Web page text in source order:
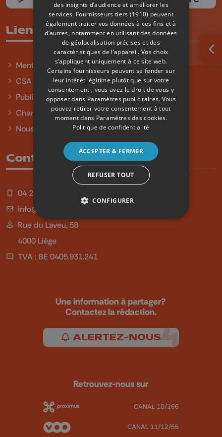
Liens utiles
Mentions légales
CSA
Publicité
Charte sur l'égalité et la diversité
Nous contacter
Contact
04 254 99 99
info@qu4tre.be
Rue du Laveu, 58
4000 Liège
TVA : BE 0405.931.241
Une information à partager?
Contactez la rédaction.
ALERTEZ-NOUS
Retrouvez-nous sur
CANAL 10/166
CANAL 11/12/55
des insights d’audience et améliorer les
services. Fournisseurs tiers (1910) peuvent
également traiter vos données à ces fins et à
d’autres, notamment en utilisant des données
de géolocalisation précises et des
caractéristiques de l’appareil. Vos choix
s’appliquent uniquement à ce site web.
Certains fournisseurs peuvent se fonder sur
leur intérêt légitime plutôt que sur votre
consentement ; vous avez le droit de vous y
opposer dans Paramètres publicitaires. Vous
pouvez retirer votre consentement à tout
moment dans Paramètres des cookies.
Politique de confidentialité
ACCEPTER & FERMER
REFUSER TOUT
CONFIGURER